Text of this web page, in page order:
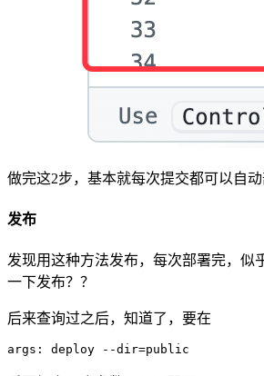
做完这2步，基本就每次提交都可以自
发布
发现用这种方法发布，每次部署完，似
一下发布？？
后来查询过之后，知道了，要在
args: deploy --dir=public